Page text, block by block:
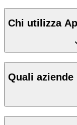
Chi utilizza
Quali